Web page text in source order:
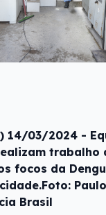
14/03/2024 -
trabalho
focos da
Paulo
Brasil